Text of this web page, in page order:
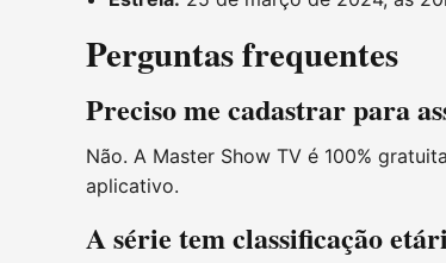
Perguntas frequentes
Preciso me cadastrar para
Não. A Master Show TV é 100%
aplicativo.
A série tem classificação